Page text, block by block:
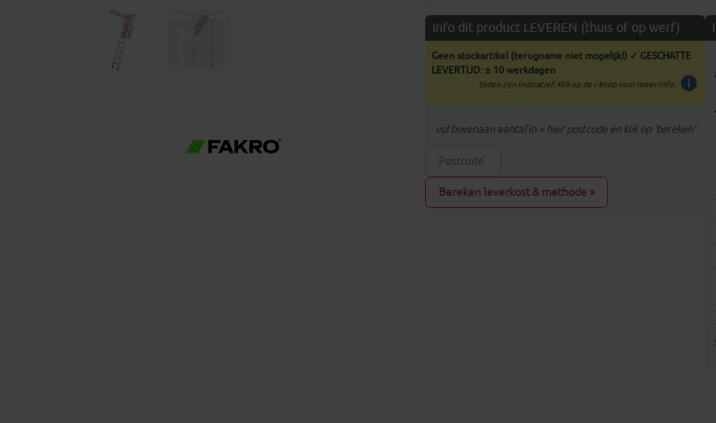
Info dit product LEVEREN (thuis of op werf)
Geen stockartikel (terugname niet mogelijk!) ✓ GESCHATTE
LEVERTIJD: ± 10 werkdagen
info
tijden zijn indicatief; klik op de i-knop voor meer info:
vul bovenaan aantalin + hier postcode en klik op 'bereken'
Bereken leverkost & methode »